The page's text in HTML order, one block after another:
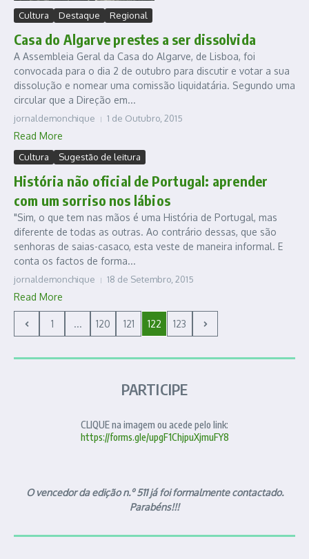
Cultura Destaque Regional
Casa do Algarve prestes a ser dissolvida
A Assembleia Geral da Casa do Algarve, de Lisboa, foi
convocada para o dia 2 de outubro para discutir e votar a sua
dissolução e nomear uma comissão liquidatária. Segundo uma
circular que a Direção em...
jornaldemonchique 1 de Outubro, 2015
Read More
Cultura Sugestão de leitura
História não oficial de Portugal: aprender
com um sorriso nos lábios
"Sim, o que tem nas mãos é uma História de Portugal, mas
diferente de todas as outras. Ao contrário dessas, que são
senhoras de saias-casaco, esta veste de maneira informal. E
conta os factos de forma...
jornaldemonchique 18 de Setembro, 2015
Read More
1 ... 120 121 122 123
PARTICIPE
CLIQUE na imagem ou acede pelo link:
https://forms.gle/upgF1ChjpuXjmuFY8
O vencedor da edição n.º 511 já foi formalmente contactado.
Parabéns!!!